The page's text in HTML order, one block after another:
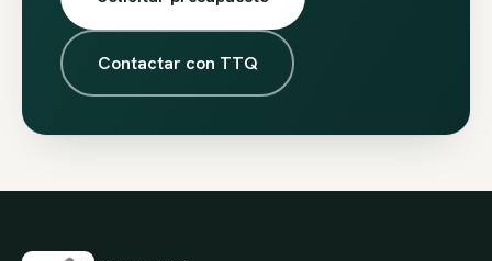
Contactar con TTQ